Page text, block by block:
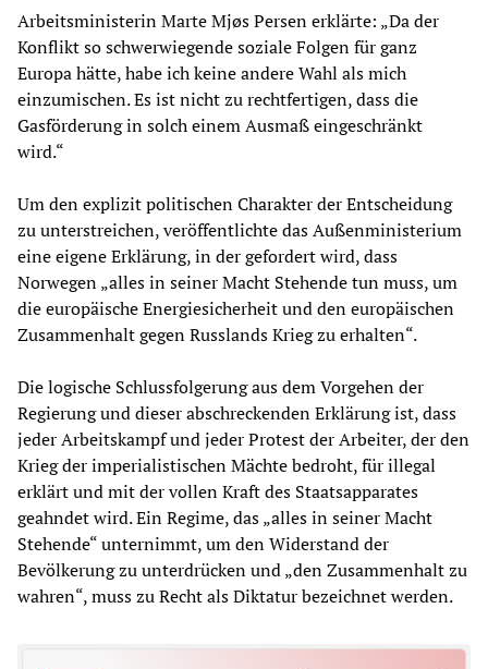
Arbeitsministerin Marte Mjøs Persen erklärte: „Da der
Konflikt so schwerwiegende soziale Folgen für ganz
Europa hätte, habe ich keine andere Wahl als mich
einzumischen. Es ist nicht zu rechtfertigen, dass die
Gasförderung in solch einem Ausmaß eingeschränkt
wird.“
Um den explizit politischen Charakter der Entscheidung
zu unterstreichen, veröffentlichte das Außenministerium
eine eigene Erklärung, in der gefordert wird, dass
Norwegen „alles in seiner Macht Stehende tun muss, um
die europäische Energiesicherheit und den europäischen
Zusammenhalt gegen Russlands Krieg zu erhalten“.
Die logische Schlussfolgerung aus dem Vorgehen der
Regierung und dieser abschreckenden Erklärung ist, dass
jeder Arbeitskampf und jeder Protest der Arbeiter, der den
Krieg der imperialistischen Mächte bedroht, für illegal
erklärt und mit der vollen Kraft des Staatsapparates
geahndet wird. Ein Regime, das „alles in seiner Macht
Stehende“ unternimmt, um den Widerstand der
Bevölkerung zu unterdrücken und „den Zusammenhalt zu
wahren“, muss zu Recht als Diktatur bezeichnet werden.